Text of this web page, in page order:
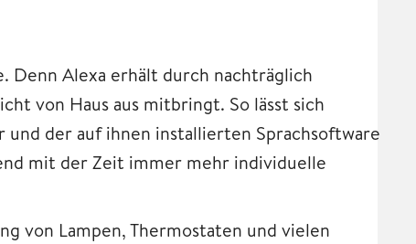
Denn Alexa erhält durch nachträglich
von Haus aus mitbringt. So lässt sich
und der auf ihnen installierten Sprachsoftware
mit der Zeit immer mehr individuelle
von Lampen, Thermostaten und vielen